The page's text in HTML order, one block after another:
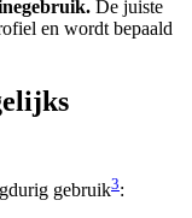
De juiste
en wordt bepaald
gebruik3: